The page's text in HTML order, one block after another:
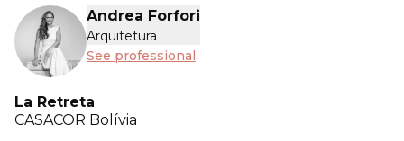
Andrea Forfori
Arquitetura
See professional
La Retreta
CASACOR Bolívia